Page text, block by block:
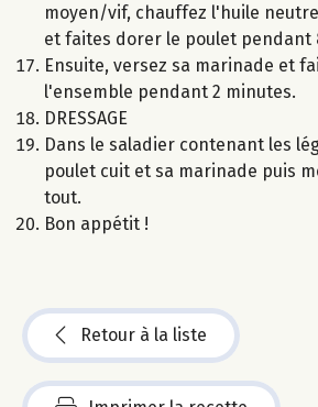
moyen/vif, chauffez l'huile
et faites dorer le poulet pendant
Ensuite, versez sa marinade et
l'ensemble pendant 2 minutes.
DRESSAGE
Dans le saladier contenant les
poulet cuit et sa marinade puis
tout.
Bon appétit !
Retour à la liste